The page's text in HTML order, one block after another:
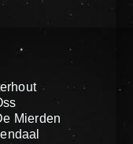
Mierden